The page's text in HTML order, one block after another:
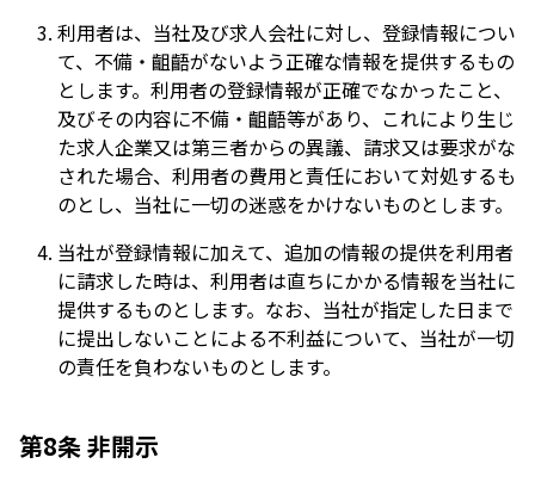
利用者は、当社及び求人会社に対し、登録情報につい
て、不備・齟齬がないよう正確な情報を提供するもの
とします。利用者の登録情報が正確でなかったこと、
及びその内容に不備・齟齬等があり、これにより生じ
た求人企業又は第三者からの異議、請求又は要求がな
された場合、利用者の費用と責任において対処するも
のとし、当社に一切の迷惑をかけないものとします。
当社が登録情報に加えて、追加の情報の提供を利用者
に請求した時は、利用者は直ちにかかる情報を当社に
提供するものとします。なお、当社が指定した日まで
に提出しないことによる不利益について、当社が一切
の責任を負わないものとします。
第8条 非開示